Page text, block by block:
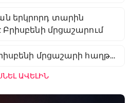
երկրորդ տարին
Բրիսբենի մրցաշարում
մրցաշարի հաղթող
ԱՎԵԼԻՆ